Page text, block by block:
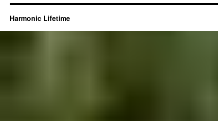
Harmonic Lifetime